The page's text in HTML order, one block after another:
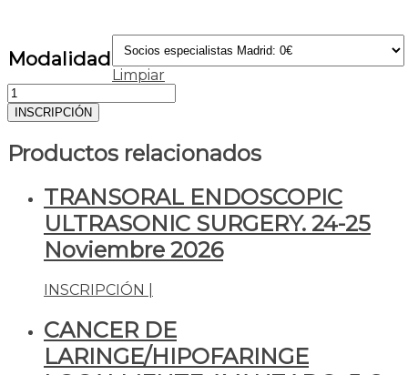
Modalidad
Limpiar
18
Congreso
Asociación
Madrileña
de
JUNIO
cantidad
INSCRIPCIÓN
Productos relacionados
TRANSORAL ENDOSCOPIC
ULTRASONIC SURGERY. 24-25
Noviembre 2026
INSCRIPCIÓN |
CANCER DE
LARINGE/HIPOFARINGE